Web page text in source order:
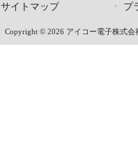
サイトマップ プ
Copyright © 2026 アイコー電子株式会